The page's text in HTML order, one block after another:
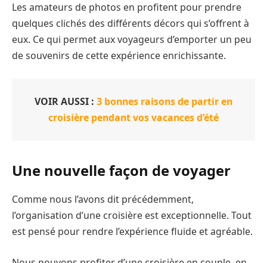
Les amateurs de photos en profitent pour prendre
quelques clichés des différents décors qui s’offrent à
eux. Ce qui permet aux voyageurs d’emporter un peu
de souvenirs de cette expérience enrichissante.
VOIR AUSSI : 3 bonnes raisons de partir en
croisière pendant vos vacances d’été
Une nouvelle façon de voyager
Comme nous l’avons dit précédemment,
l’organisation d’une croisière est exceptionnelle. Tout
est pensé pour rendre l’expérience fluide et agréable.